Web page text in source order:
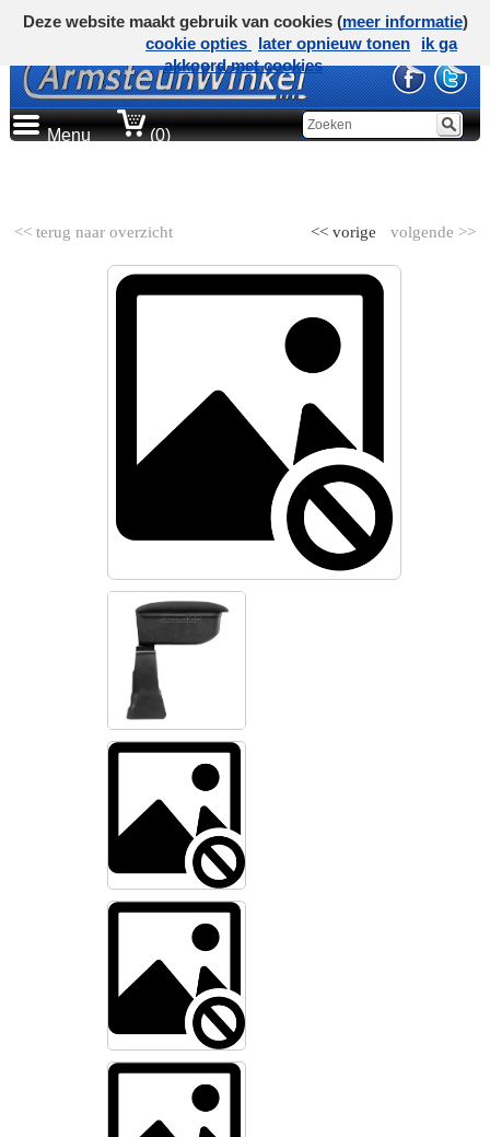
Menu (0)
<< terug naar overzicht volgende >>
<< vorige
Deze website maakt gebruik van cookies (meer informatie)
cookie opties
later opnieuw tonen
ik ga
akkoord met cookies